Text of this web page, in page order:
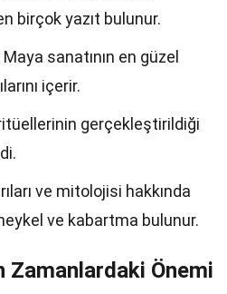
birçok yazıt bulunur.
sanatının en güzel
içerir.
gerçekleştirildiği
ve mitolojisi hakkında
ve kabartma bulunur.
Zamanlardaki Önemi